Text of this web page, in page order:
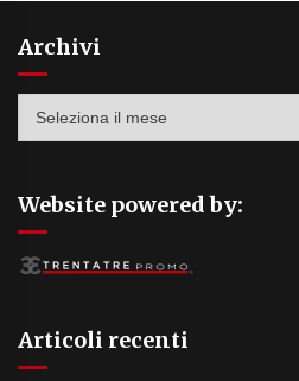
Archivi
Website powered by:
Articoli recenti